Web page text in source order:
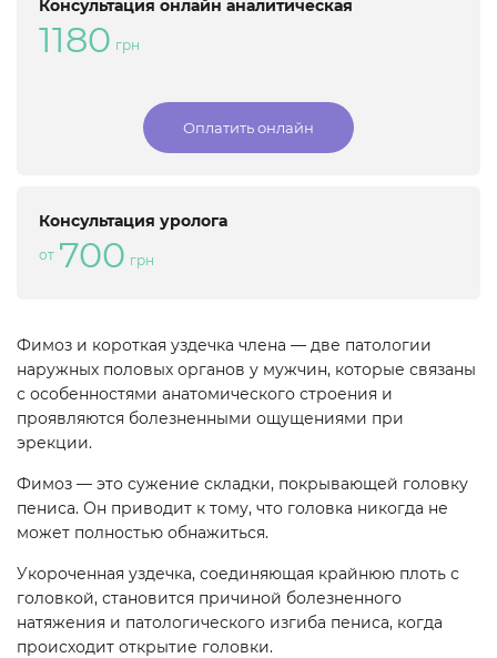
Консультация онлайн аналитическая
1180 грн
Оплатить онлайн
Консультация уролога
от 700 грн
Фимоз и короткая уздечка члена — две патологии
наружных половых органов у мужчин, которые связаны
с особенностями анатомического строения и
проявляются болезненными ощущениями при
эрекции.
Фимоз — это сужение складки, покрывающей головку
пениса. Он приводит к тому, что головка никогда не
может полностью обнажиться.
Укороченная уздечка, соединяющая крайнюю плоть с
головкой, становится причиной болезненного
натяжения и патологического изгиба пениса, когда
происходит открытие головки.